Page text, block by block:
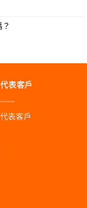
代表客戶
代表客戶